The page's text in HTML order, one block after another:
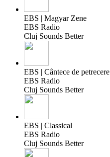
EBS | Magyar Zene
EBS Radio
Cluj Sounds Better
EBS | Cântece de petrecere
EBS Radio
Cluj Sounds Better
EBS | Classical
EBS Radio
Cluj Sounds Better